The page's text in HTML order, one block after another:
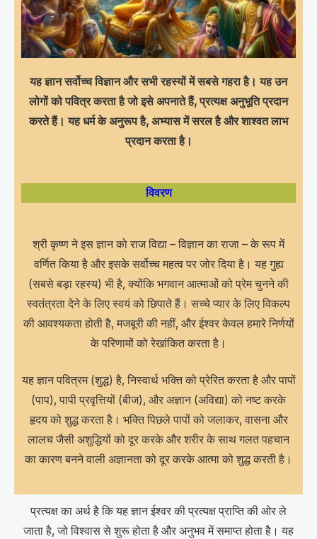
यह ज्ञान सर्वोच्च विज्ञान और सभी रहस्यों में सबसे गहरा है। यह उन
लोगों को पवित्र करता है जो इसे अपनाते हैं, प्रत्यक्ष अनुभूति प्रदान
करते हैं। यह धर्म के अनुरूप है, अभ्यास में सरल है और शाश्वत लाभ
प्रदान करता है।
विवरण
श्री कृष्ण ने इस ज्ञान को राज विद्या – विज्ञान का राजा – के रूप में
वर्णित किया है और इसके सर्वोच्च महत्व पर जोर दिया है। यह गुह्य
(सबसे बड़ा रहस्य) भी है, क्योंकि भगवान आत्माओं को प्रेम चुनने की
स्वतंत्रता देने के लिए स्वयं को छिपाते हैं। सच्चे प्यार के लिए विकल्प
की आवश्यकता होती है, मजबूरी की नहीं, और ईश्वर केवल हमारे निर्णयों
के परिणामों को रेखांकित करता है।
यह ज्ञान पवित्रम (शुद्ध) है, निस्वार्थ भक्ति को प्रेरित करता है और पापों
(पाप), पापी प्रवृत्तियों (बीज), और अज्ञान (अविद्या) को नष्ट करके
हृदय को शुद्ध करता है। भक्ति पिछले पापों को जलाकर, वासना और
लालच जैसी अशुद्धियों को दूर करके और शरीर के साथ गलत पहचान
का कारण बनने वाली अज्ञानता को दूर करके आत्मा को शुद्ध करती है।
प्रत्यक्ष का अर्थ है कि यह ज्ञान ईश्वर की प्रत्यक्ष प्राप्ति की ओर ले
जाता है, जो विश्वास से शुरू होता है और अनुभव में समाप्त होता है। यह